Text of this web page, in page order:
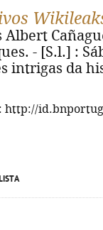
Albert
- [S.l.] :
intrigas da
http://